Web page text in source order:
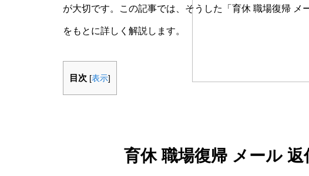
が大切です。この記事では、そうした「育休 職場復帰 メ
をもとに詳しく解説します。
目次 [表示]
育休 職場復帰 メール 返